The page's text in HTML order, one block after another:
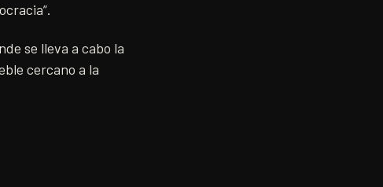
se lleva a cabo la
cercano a la